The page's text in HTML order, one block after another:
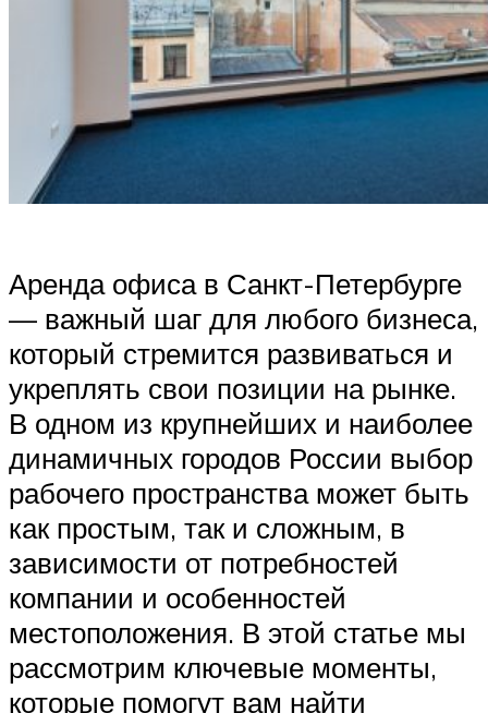
Аренда офиса в Санкт-Петербурге
— важный шаг для любого бизнеса,
который стремится развиваться и
укреплять свои позиции на рынке.
В одном из крупнейших и наиболее
динамичных городов России выбор
рабочего пространства может быть
как простым, так и сложным, в
зависимости от потребностей
компании и особенностей
местоположения. В этой статье мы
рассмотрим ключевые моменты,
которые помогут вам найти